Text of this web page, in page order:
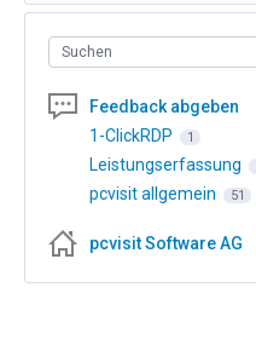
Suchen
Feedback abgeben
1-ClickRDP
1
Leistungserfassung
pcvisit allgemein 51
pcvisit Software AG